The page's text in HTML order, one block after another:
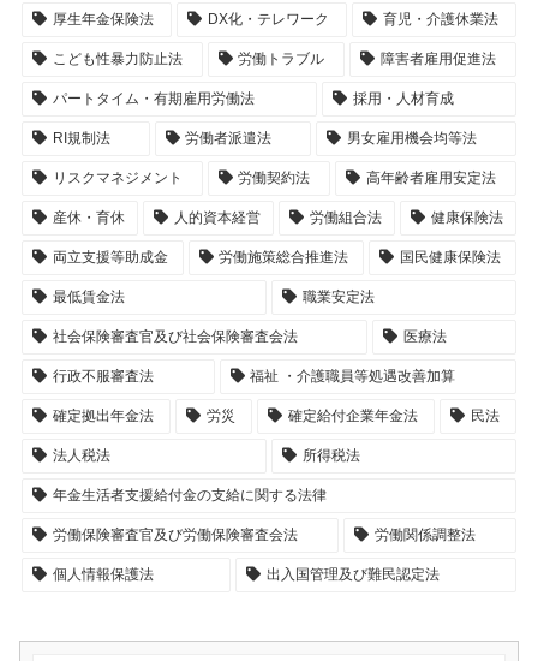
厚生年金保険法 DX化・テレワーク 育児・介護休業法
こども性暴力防止法 労働トラブル 障害者雇用促進法
パートタイム・有期雇用労働法 採用・人材育成
RI規制法 労働者派遣法 男女雇用機会均等法
リスクマネジメント 労働契約法 高年齢者雇用安定法
産休・育休 人的資本経営 労働組合法 健康保険法
両立支援等助成金 労働施策総合推進法 国民健康保険法
最低賃金法 職業安定法
社会保険審査官及び社会保険審査会法 医療法
行政不服審査法 福祉 ・介護職員等処遇改善加算
確定拠出年金法 労災 確定給付企業年金法 民法
法人税法 所得税法
年金生活者支援給付金の支給に関する法律
労働保険審査官及び労働保険審査会法 労働関係調整法
個人情報保護法 出入国管理及び難民認定法